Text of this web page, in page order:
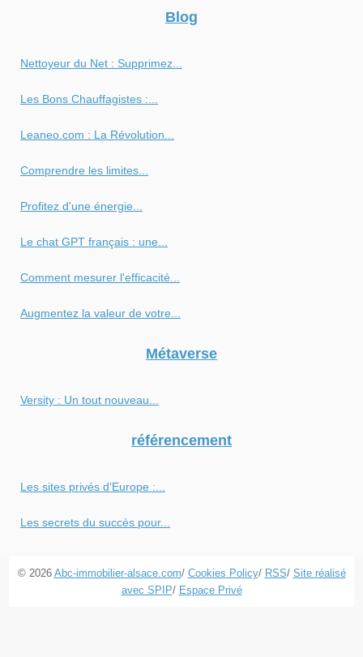
Blog
Nettoyeur du Net : Supprimez...
Les Bons Chauffagistes :...
Leaneo.com : La Révolution...
Comprendre les limites...
Profitez d'une énergie...
Le chat GPT français : une...
Comment mesurer l'efficacité...
Augmentez la valeur de votre...
Métaverse
Versity : Un tout nouveau...
référencement
Les sites privés d'Europe :...
Les secrets du succès pour...
© 2026 Abc-immobilier-alsace.com/ Cookies Policy/ RSS/ Site réalisé
avec SPIP/ Espace Privé